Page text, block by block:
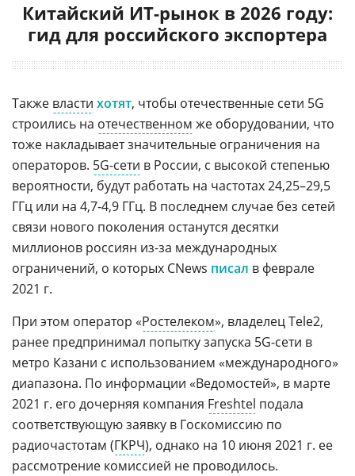
Китайский ИТ-рынок в 2026 году:
гид для российского экспортера
Также власти хотят, чтобы отечественные сети 5G
строились на отечественном же оборудовании, что
тоже накладывает значительные ограничения на
операторов. 5G-сети в России, с высокой степенью
вероятности, будут работать на частотах 24,25–29,5
ГГц или на 4,7-4,9 ГГц. В последнем случае без сетей
связи нового поколения останутся десятки
миллионов россиян из-за международных
ограничений, о которых CNews писал в феврале
2021 г.
При этом оператор «Ростелеком», владелец Tele2,
ранее предпринимал попытку запуска 5G-сети в
метро Казани с использованием «международного»
диапазона. По информации «Ведомостей», в марте
2021 г. его дочерняя компания Freshtel подала
соответствующую заявку в Госкомиссию по
радиочастотам (ГКРЧ), однако на 10 июня 2021 г. ее
рассмотрение комиссией не проводилось.